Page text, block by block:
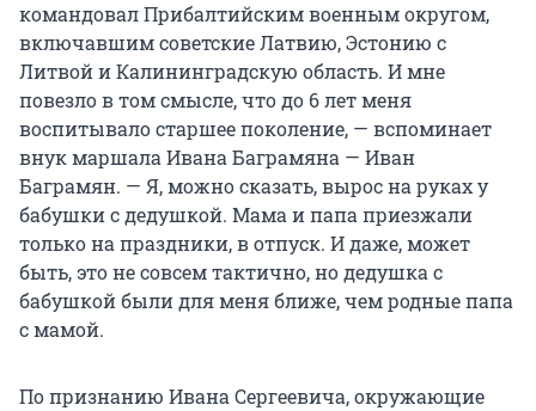
командовал Прибалтийским военным округом,
включавшим советские Латвию, Эстонию с
Литвой и Калининградскую область. И мне
повезло в том смысле, что до 6 лет меня
воспитывало старшее поколение, — вспоминает
внук маршала Ивана Баграмяна — Иван
Баграмян. — Я, можно сказать, вырос на руках у
бабушки с дедушкой. Мама и папа приезжали
только на праздники, в отпуск. И даже, может
быть, это не совсем тактично, но дедушка с
бабушкой были для меня ближе, чем родные папа
с мамой.
По признанию Ивана Сергеевича, окружающие